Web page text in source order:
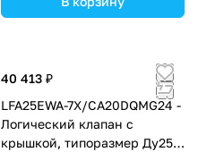
40 413 ₽
LFA25EWA-7X/CA20DQMG24 -
Логический клапан с
крышкой, типоразмер Ду25